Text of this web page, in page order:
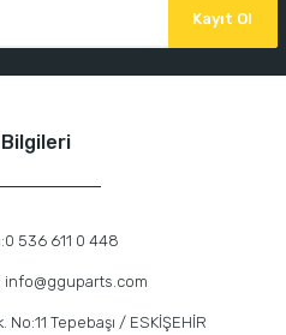
Kayıt Ol
Bilgileri
0 536 611 0 448
info@gguparts.com
No:11 Tepebaşı / ESKİŞEHİR